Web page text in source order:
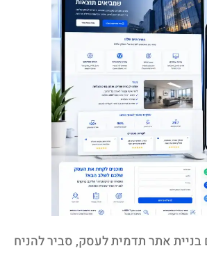
אתר תדמית לעסק, סביר להניח